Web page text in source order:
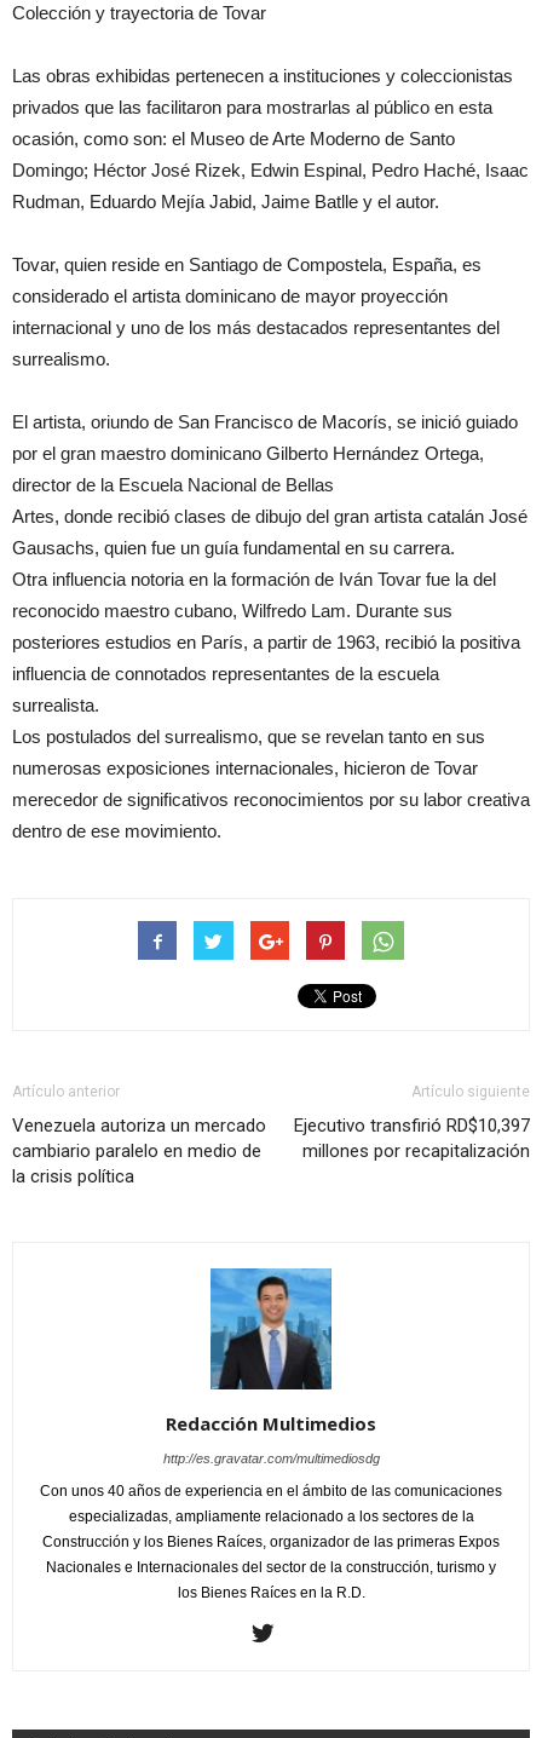
Colección y trayectoria de Tovar
Las obras exhibidas pertenecen a instituciones y coleccionistas
privados que las facilitaron para mostrarlas al público en esta
ocasión, como son: el Museo de Arte Moderno de Santo
Domingo; Héctor José Rizek, Edwin Espinal, Pedro Haché, Isaac
Rudman, Eduardo Mejía Jabid, Jaime Batlle y el autor.
Tovar, quien reside en Santiago de Compostela, España, es
considerado el artista dominicano de mayor proyección
internacional y uno de los más destacados representantes del
surrealismo.
El artista, oriundo de San Francisco de Macorís, se inició guiado
por el gran maestro dominicano Gilberto Hernández Ortega,
director de la Escuela Nacional de Bellas
Artes, donde recibió clases de dibujo del gran artista catalán José
Gausachs, quien fue un guía fundamental en su carrera.
Otra influencia notoria en la formación de Iván Tovar fue la del
reconocido maestro cubano, Wilfredo Lam. Durante sus
posteriores estudios en París, a partir de 1963, recibió la positiva
influencia de connotados representantes de la escuela
surrealista.
Los postulados del surrealismo, que se revelan tanto en sus
numerosas exposiciones internacionales, hicieron de Tovar
merecedor de significativos reconocimientos por su labor creativa
dentro de ese movimiento.
Artículo anterior
Venezuela autoriza un mercado
cambiario paralelo en medio de
la crisis política
Artículo siguiente
Ejecutivo transfirió RD$10,397
millones por recapitalización
Redacción Multimedios
http://es.gravatar.com/multimediosdg
Con unos 40 años de experiencia en el ámbito de las comunicaciones
especializadas, ampliamente relacionado a los sectores de la
Construcción y los Bienes Raíces, organizador de las primeras Expos
Nacionales e Internacionales del sector de la construcción, turismo y
los Bienes Raíces en la R.D.